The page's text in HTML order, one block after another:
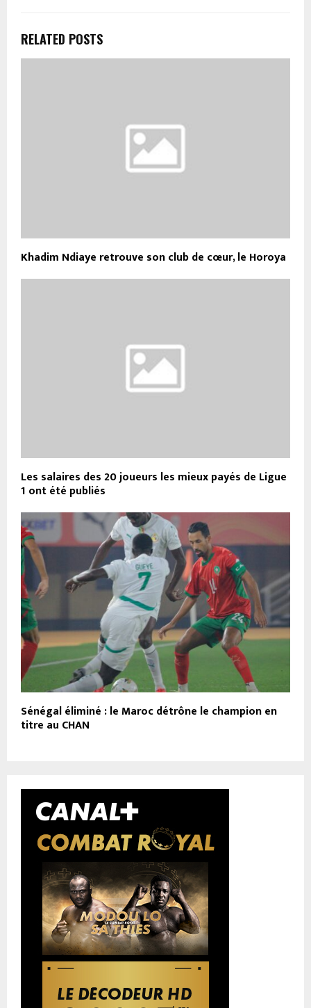
RELATED POSTS
Khadim Ndiaye retrouve son club de cœur, le Horoya
Les salaires des 20 joueurs les mieux payés de Ligue
1 ont été publiés
Sénégal éliminé : le Maroc détrône le champion en
titre au CHAN